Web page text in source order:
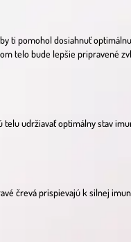
ti pomohol dosiahnuť
telo bude lepšie pripravené
udržiavať optimálny stav
črevá prispievajú k silnej